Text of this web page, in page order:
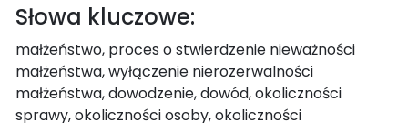
Słowa kluczowe:
małżeństwo, proces o stwierdzenie nieważności
małżeństwa, wyłączenie nierozerwalności
małżeństwa, dowodzenie, dowód, okoliczności
sprawy, okoliczności osoby, okoliczności